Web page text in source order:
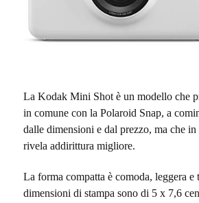
La Kodak Mini Shot è un modello che
in comune con la Polaroid Snap, a
dalle dimensioni e dal prezzo, ma che in
rivela addirittura migliore.
La forma compatta è comoda, leggera e
dimensioni di stampa sono di 5 x 7,6